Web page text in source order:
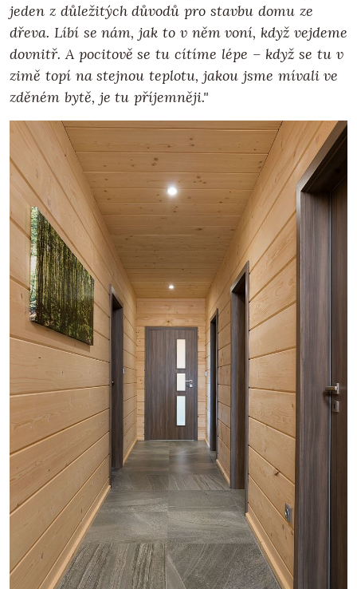
jeden z důležitých důvodů pro stavbu domu ze
dřeva. Líbí se nám, jak to v něm voní, když vejdeme
dovnitř. A pocitově se tu cítíme lépe – když se tu v
zimě topí na stejnou teplotu, jakou jsme mívali ve
zděném bytě, je tu příjemněji."